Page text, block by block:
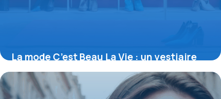
La mode C’est Beau La Vie : un vestiaire
optimiste et accessible pour toutes
16 juin 2026